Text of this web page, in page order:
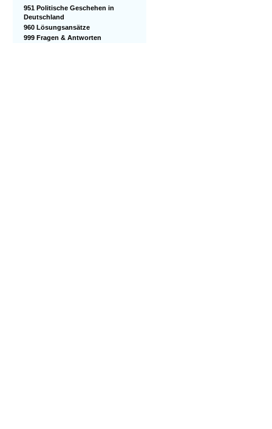
951 Politische Geschehen in
Deutschland
960 Lösungsansätze
999 Fragen & Antworten